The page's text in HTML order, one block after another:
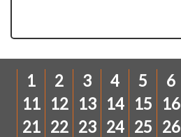
1 2 3 4 5 6
11
12 13 14 15 16
21 22 23 24 25 26